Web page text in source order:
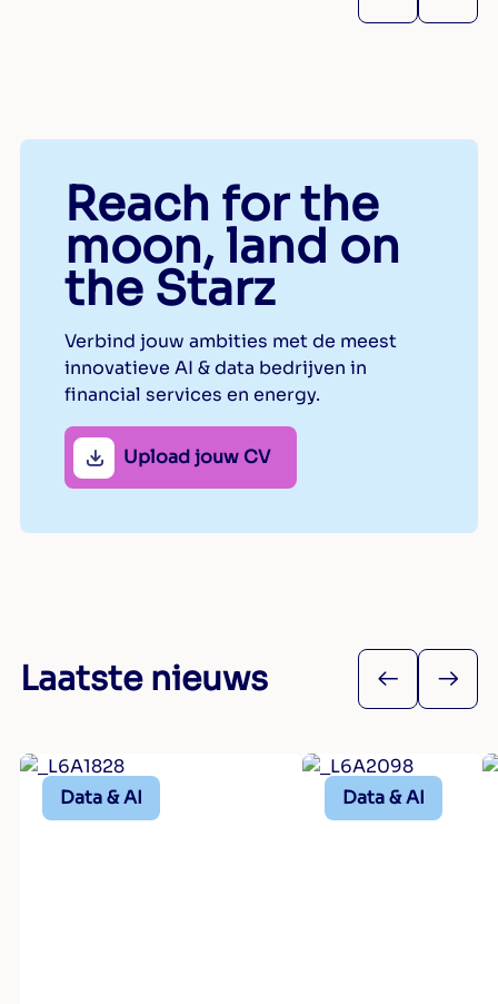
Reach for the
moon, land on
the Starz
Verbind jouw ambities met de meest
innovatieve AI & data bedrijven in
financial services en energy.
Upload jouw CV
Laatste nieuws
Data & AI Data & AI